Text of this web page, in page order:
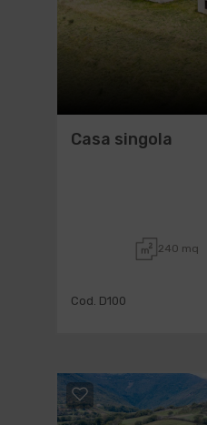
Casa singola
240 mq
Cod. D100